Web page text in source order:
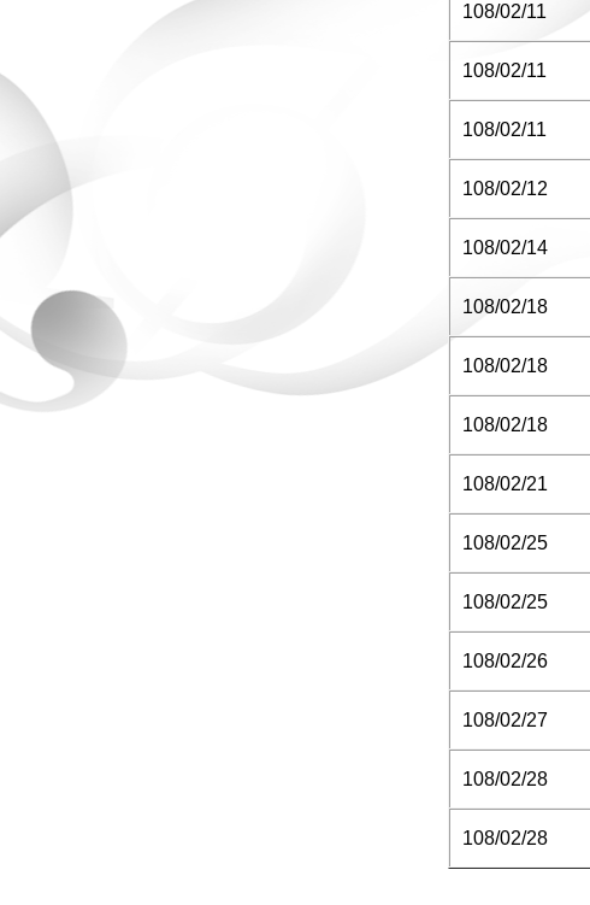
108/02/11
108/02/11
108/02/11
108/02/12
108/02/14
108/02/18
108/02/18
108/02/18
108/02/21
108/02/25
108/02/25
108/02/26
108/02/27
108/02/28
108/02/28